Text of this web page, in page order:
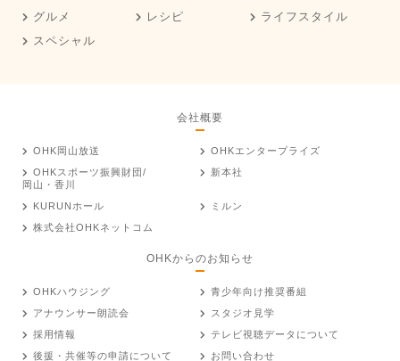
グルメ
レシピ
ライフスタイル
スペシャル
会社概要
OHK岡山放送
OHKエンタープライズ
OHKスポーツ振興財団/
岡山・香川
新本社
KURUNホール
ミルン
株式会社OHKネットコム
OHKからのお知らせ
OHKハウジング
青少年向け推奨番組
アナウンサー朗読会
スタジオ見学
採用情報
テレビ視聴データについて
後援・共催等の申請について
お問い合わせ